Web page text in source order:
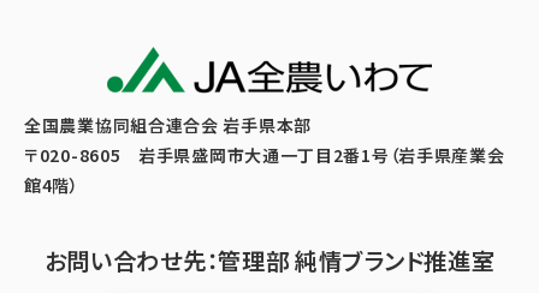
全国農業協同組合連合会 岩手県本部
〒020-8605 岩手県盛岡市大通一丁目2番1号（岩手県産業会
館4階）
お問い合わせ先：管理部 純情ブランド推進室